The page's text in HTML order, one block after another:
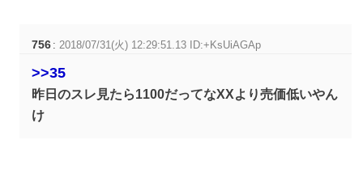
756 :2018/07/31(火) 12:29:51.13 ID:+KsUiAGAp
>>35
昨日のスレ見たら1100だってなXXより売価低いやん
け